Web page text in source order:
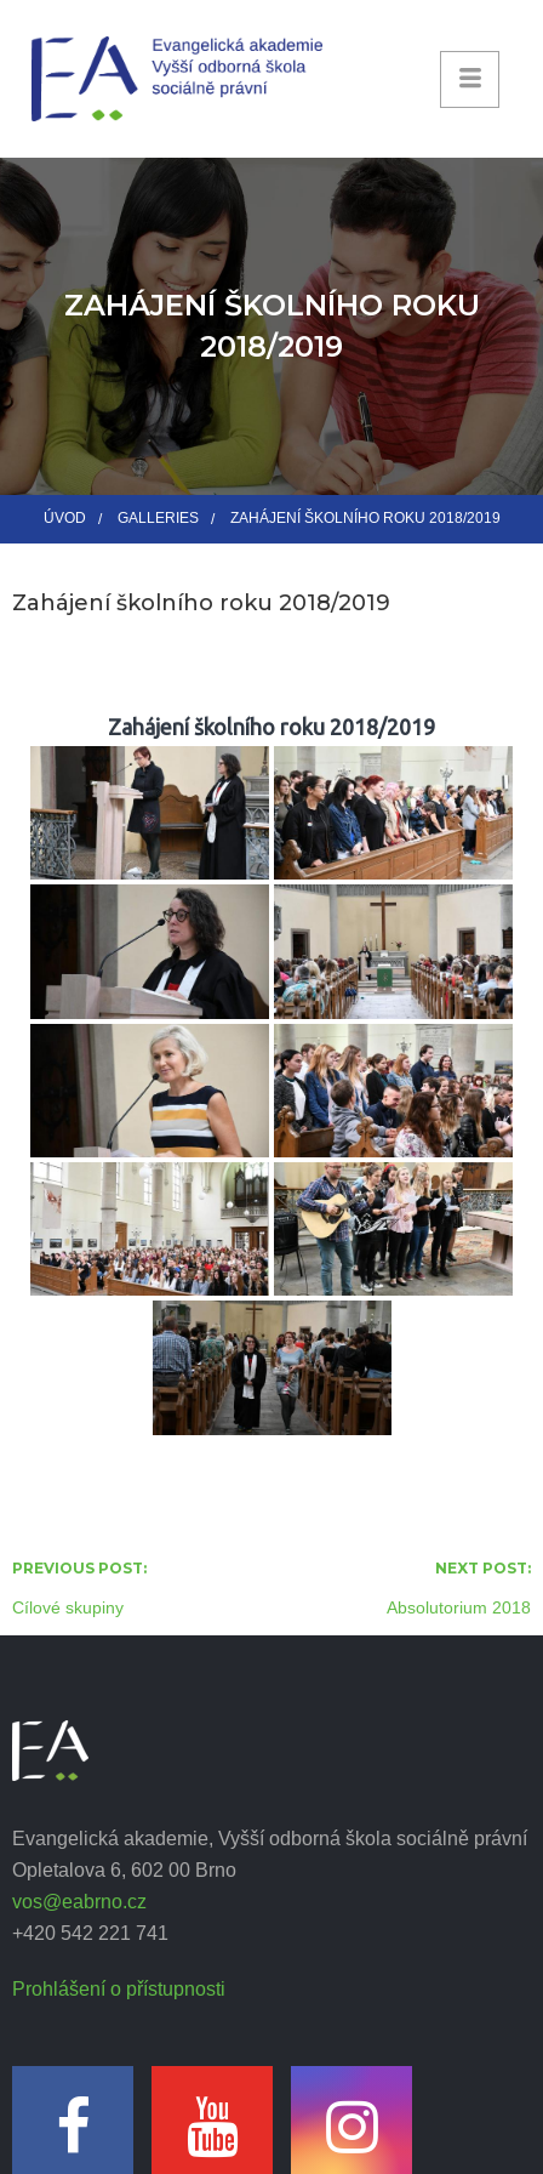
ZAHÁJENÍ ŠKOLNÍHO ROKU
2018/2019
ÚVOD GALLERIES ZAHÁJENÍ ŠKOLNÍHO ROKU 2018/2019
Zahájení školního roku 2018/2019
Zahájení školního roku 2018/2019
PREVIOUS POST:
Cílové skupiny
NEXT POST:
Absolutorium 2018
Evangelická akademie, Vyšší odborná škola sociálně právní
Opletalova 6, 602 00 Brno
vos@eabrno.cz
+420 542 221 741
Prohlášení o přístupnosti